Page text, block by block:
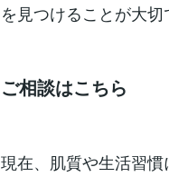
を見つけることが大切
ご相談はこちら
現在、肌質や生活習